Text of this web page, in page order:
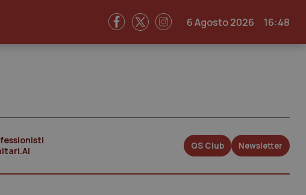
6 Agosto 2026 16:48
QS Club Newsletter